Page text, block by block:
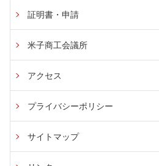
証明書・申請
米子商工会議所
アクセス
プライバシーポリシー
サイトマップ